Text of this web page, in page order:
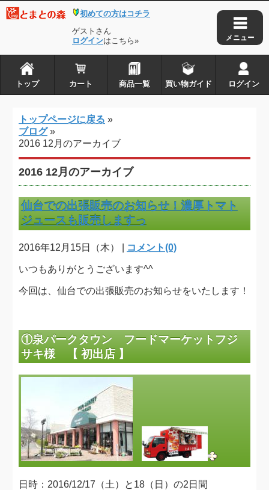
初めての方はコチラ
ゲストさん
ログインはこちら»
トップ カート 商品一覧 買い物ガイド ログイン
トップページに戻る »
ブログ»
2016 12月のアーカイブ
2016 12月のアーカイブ
仙台での出張販売のお知らせ！濃厚トマト
ジュースも販売しますっ
2016年12月15日（木） | コメント(0)
いつもありがとうございます^^
今回は、仙台での出張販売のお知らせをいたします！
①泉パークタウン フードマーケットフジ
サキ様 【 初出店 】
日時：2016/12/17（土）と18（日）の2日間
トップ
ログイン
とまとの森は株式会社アイ・タックルの
登録商標です
Copyright © 2010-2026とまとの森. all rights reserved.